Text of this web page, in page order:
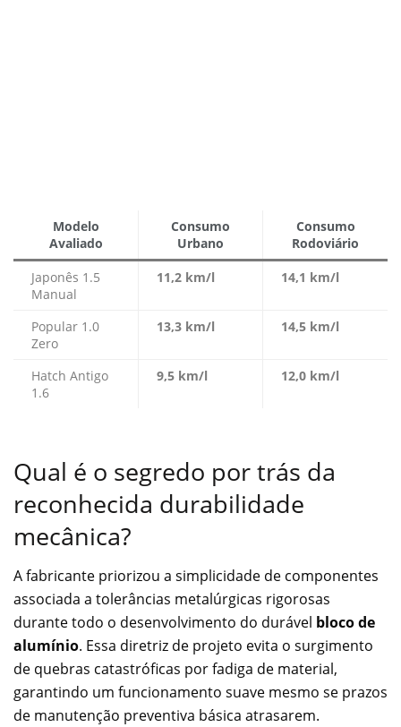
Modelo
Avaliado
Consumo
Urbano
Consumo
Rodoviário
Japonês 1.5
Manual
11,2 km/l 14,1 km/l
Popular 1.0
Zero
13,3 km/l 14,5 km/l
Hatch Antigo
1.6
9,5 km/l 12,0 km/l
Qual é o segredo por trás da
reconhecida durabilidade
mecânica?
A fabricante priorizou a simplicidade de componentes
associada a tolerâncias metalúrgicas rigorosas
durante todo o desenvolvimento do durável bloco de
alumínio. Essa diretriz de projeto evita o surgimento
de quebras catastróficas por fadiga de material,
garantindo um funcionamento suave mesmo se prazos
de manutenção preventiva básica atrasarem.